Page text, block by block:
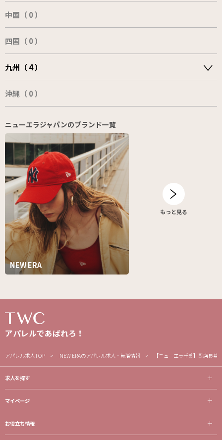
中国（ 0 ）
四国（ 0 ）
九州（ 4 ）
沖縄（ 0 ）
ニューエラジャパンのブランド一覧
NEW ERA
もっと見る
アパレルであばれろ！
アパレル求人TOP NEW ERAのアパレル求人・転職情報 【ニューエラ千葉】副店長募
求人を探す
マイページ
お役立ち情報